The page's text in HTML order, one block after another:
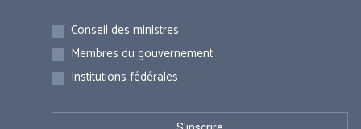
Inscriptions
Conseil des ministres
Membres du gouvernement
Institutions fédérales